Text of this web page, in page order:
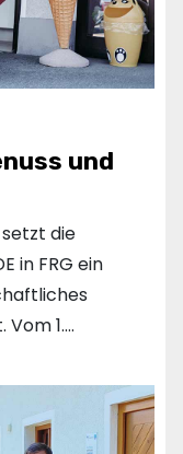
und
setzt die
in FRG ein
1.…